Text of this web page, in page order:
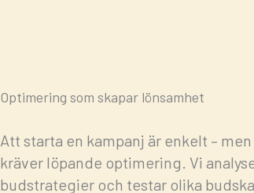
Optimering som skapar lönsamhet
Att starta en kampanj är enkelt –
kräver löpande optimering. Vi
budstrategier och testar olika